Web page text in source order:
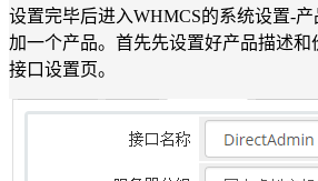
设置完毕后进入WHMCS的系统设置-
加一个产品。首先先设置好产品描述和
接口设置页。